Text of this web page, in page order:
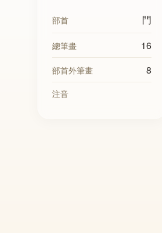
部首 門
總筆畫 16
部首外筆畫 8
注音